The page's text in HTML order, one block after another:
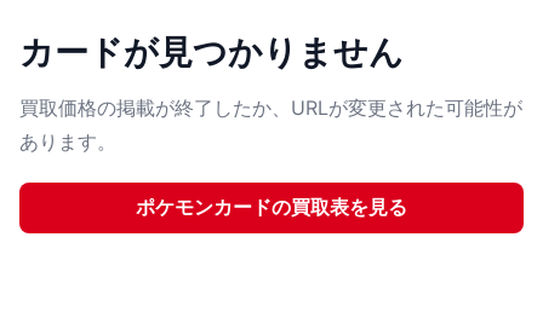
カードが見つかりません
買取価格の掲載が終了したか、URLが変更された可能性が
あります。
ポケモンカードの買取表を見る